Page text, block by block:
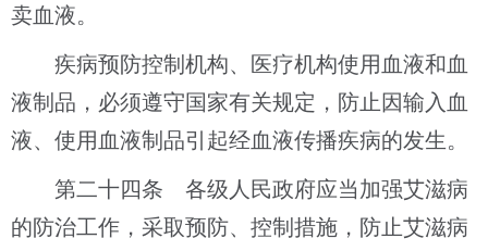
卖血液。
疾病预防控制机构、医疗机构使用血液和血
液制品，必须遵守国家有关规定，防止因输入血
液、使用血液制品引起经血液传播疾病的发生。
第二十四条 各级人民政府应当加强艾滋病
的防治工作，采取预防、控制措施，防止艾滋病